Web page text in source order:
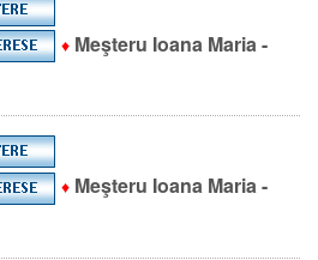
♦ Meşteru Ioana Maria -
♦ Meşteru Ioana Maria -